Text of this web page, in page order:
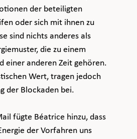
der beteiligten
oder sich mit ihnen zu
sind nichts anderes als
die zu einem
einer anderen Zeit gehören.
Wert, tragen jedoch
der Blockaden bei.
fügte Béatrice hinzu, dass
der Vorfahren uns